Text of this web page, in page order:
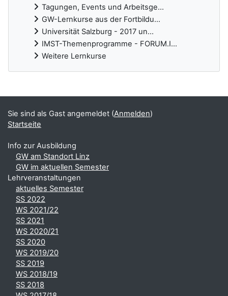
Tagungen, Events und Arbeitsge...
GW-Lernkurse aus der Fortbildu...
Universität Salzburg - 2017 un...
IMST-Themenprogramme - FORUM.I...
Weitere Lernkurse
Ergänzungsblöcke
Sie sind als Gast angemeldet (Anmelden)
Startseite
Info zur Ausbildung
GW am Standort Linz
GW im aktuellen Semester
Lehrveranstaltungen
aktuelles Semester
SS 2022
WS 2021/22
SS 2021
WS 2020/21
SS 2020
WS 2019/20
SS 2019
WS 2018/19
SS 2018